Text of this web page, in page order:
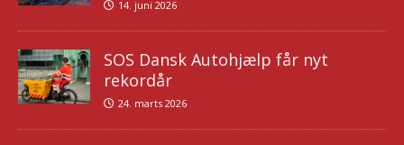
14. juni 2026
SOS Dansk Autohjælp får nyt
rekordår
24. marts 2026